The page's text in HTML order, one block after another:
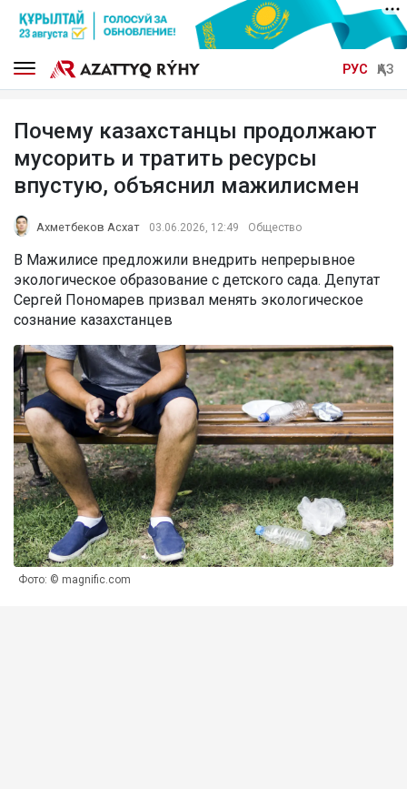
РУС ҚАЗ
Почему казахстанцы продолжают
мусорить и тратить ресурсы
впустую, объяснил мажилисмен
Ахметбеков Асхат 03.06.2026, 12:49 Общество
В Мажилисе предложили внедрить непрерывное
экологическое образование с детского сада. Депутат
Сергей Пономарев призвал менять экологическое
сознание казахстанцев
Фото: © magnific.com